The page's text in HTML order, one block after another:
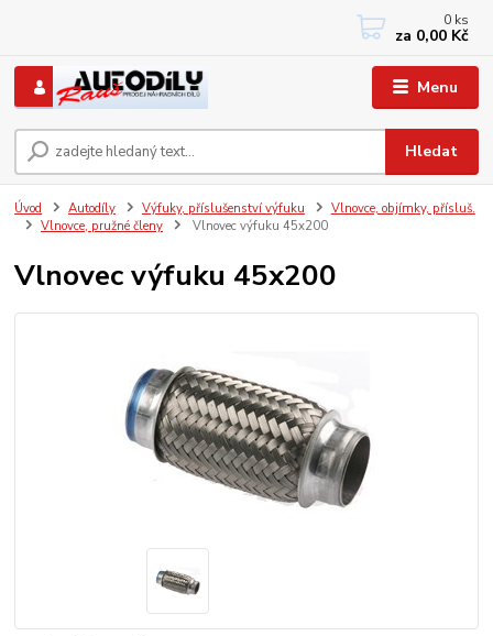
Menu
Hledat
+420 733767377
PO-PÁ: 8 - 12, 13 - 17
0 ks
za 0,00 Kč
Úvod Autodíly Výfuky, příslušenství výfuku
Vlnovce, objímky, přísluš.
Vlnovce, pružné členy
Vlnovec výfuku 45x200
Vlnovec výfuku 45x200